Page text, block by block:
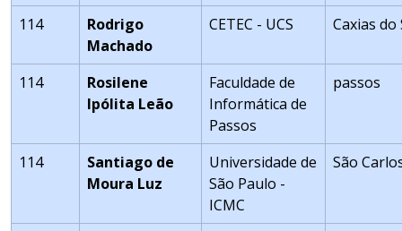
114
Rodrigo
Machado
CETEC - UCS Caxias do
114
Rosilene
Ipólita Leão
Faculdade de
Informática de
Passos
passos
114
Santiago de
Moura Luz
Universidade de
São Paulo -
ICMC
São